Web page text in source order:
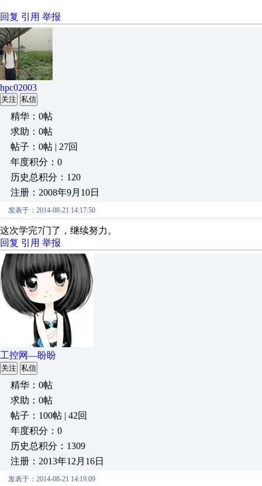
回复 引用 举报
hpc02003
关注 私信
精华：0帖
求助：0帖
帖子：0帖 | 27回
年度积分：0
历史总积分：120
注册：2008年9月10日
发表于：2014-08-21 14:17:50
这次学完7门了，继续努力。
回复 引用 举报
工控网—盼盼
关注 私信
精华：0帖
求助：0帖
帖子：100帖 | 42回
年度积分：0
历史总积分：1309
注册：2013年12月16日
发表于：2014-08-21 14:19:09